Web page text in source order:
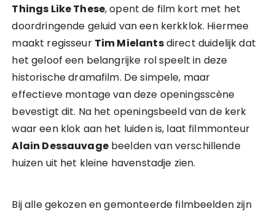
Things Like These, opent de film kort met het
doordringende geluid van een kerkklok. Hiermee
maakt regisseur Tim Mielantsdirect duidelijk dat
het geloof een belangrijke rol speelt in deze
historische dramafilm. De simpele, maar
effectieve montage van deze openingsscène
bevestigt dit. Na het openingsbeeld van de kerk
waar een klok aan het luiden is, laat filmmonteur
Alain Dessauvagebeelden van verschillende
huizen uit het kleine havenstadje zien.
Bij alle gekozen en gemonteerde filmbeelden zijn